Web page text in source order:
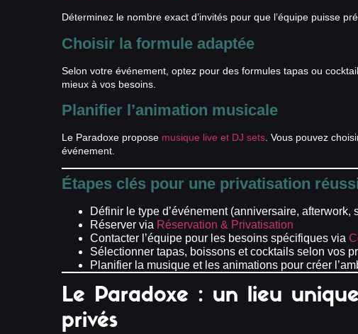
Déterminez le nombre exact d’invités pour que l’équipe puisse
Choisir la formule adaptée
Selon votre événement, optez pour des formules tapas ou
mieux à vos besoins.
Planifier l’animation musicale
Le Paradoxe propose musique live et DJ sets . Vous pouvez
événement.
Étapes clés pour une privatisation
Définir le type d’événement (anniversaire, afterwork,
Réserver via Réservation & Privatisation
Contacter l’équipe pour les besoins spécifiques via
Sélectionner tapas, boissons et cocktails selon vos
Planifier la musique et les animations pour créer
Le Paradoxe : un lieu
privés